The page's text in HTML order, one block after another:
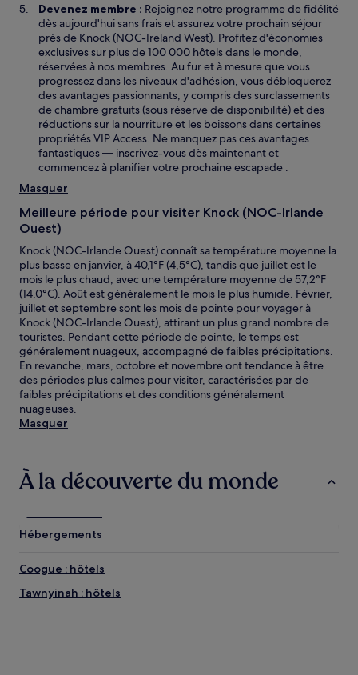
Devenez membre : Rejoignez notre programme de fidélité
dès aujourd'hui sans frais et assurez votre prochain séjour
près de Knock (NOC-Ireland West). Profitez d'économies
exclusives sur plus de 100 000 hôtels dans le monde,
réservées à nos membres. Au fur et à mesure que vous
progressez dans les niveaux d'adhésion, vous débloquerez
des avantages passionnants, y compris des surclassements
de chambre gratuits (sous réserve de disponibilité) et des
réductions sur la nourriture et les boissons dans certaines
propriétés VIP Access. Ne manquez pas ces avantages
fantastiques — inscrivez-vous dès maintenant et
commencez à planifier votre prochaine escapade .
Masquer
Meilleure période pour visiter Knock (NOC-Irlande
Ouest)
Knock (NOC-Irlande Ouest) connaît sa température moyenne la
plus basse en janvier, à 40,1°F (4,5°C), tandis que juillet est le
mois le plus chaud, avec une température moyenne de 57,2°F
(14,0°C). Août est généralement le mois le plus humide. Février,
juillet et septembre sont les mois de pointe pour voyager à
Knock (NOC-Irlande Ouest), attirant un plus grand nombre de
touristes. Pendant cette période de pointe, le temps est
généralement nuageux, accompagné de faibles précipitations.
En revanche, mars, octobre et novembre ont tendance à être
des périodes plus calmes pour visiter, caractérisées par de
faibles précipitations et des conditions généralement
nuageuses.
Masquer
À la découverte du monde
Hébergements
Coogue : hôtels
Tawnyinah : hôtels